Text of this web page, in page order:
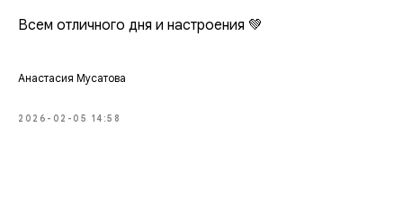
Всем отличного дня и настроения 💚
Анастасия Мусатова
2026-02-05 14:58